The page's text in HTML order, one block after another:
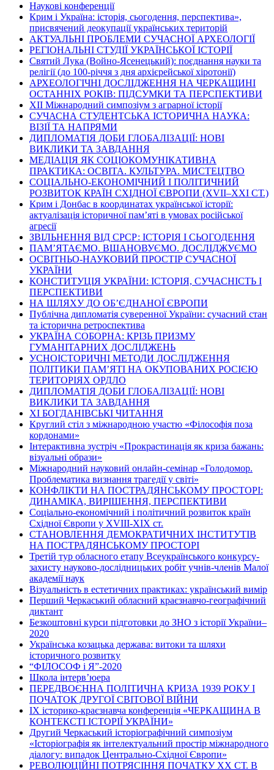
Наукові конференції
Крим і Україна: історія, сьогодення, перспектива»,
присвячений деокупації українських територій
АКТУАЛЬНІ ПРОБЛЕМИ СУЧАСНОЇ АРХЕОЛОГІЇ
РЕГІОНАЛЬНІ СТУДІЇ УКРАЇНСЬКОЇ ІСТОРІЇ
Святий Лука (Войно-Ясенецький): поєднання науки та
релігії (до 100-річчя з дня архієрейської хіротонії)
АРХЕОЛОГІЧНІ ДОСЛІДЖЕННЯ НА ЧЕРКАЩИНІ
ОСТАННІХ РОКІВ: ПІДСУМКИ ТА ПЕРСПЕКТИВИ
ХІІ Міжнародний симпозіум з аграрної історії
СУЧАСНА СТУДЕНТСЬКА ІСТОРИЧНА НАУКА:
ВІЗІЇ ТА НАПРЯМИ
ДИПЛОМАТІЯ ДОБИ ГЛОБАЛІЗАЦІЇ: НОВІ
ВИКЛИКИ ТА ЗАВДАННЯ
МЕДІАЦІЯ ЯК СОЦІОКОМУНІКАТИВНА
ПРАКТИКА: ОСВІТА. КУЛЬТУРА. МИСТЕЦТВО
СОЦІАЛЬНО-ЕКОНОМІЧНИЙ І ПОЛІТИЧНИЙ
РОЗВИТОК КРАЇН СХІДНОЇ ЄВРОПИ (ХVІІ–ХХІ СТ.)
Крим і Донбас в координатах української історії:
актуалізація історичної пам’яті в умовах російської
агресії
ЗВІЛЬНЕННЯ ВІД СРСР: ІСТОРІЯ І СЬОГОДЕННЯ
ПАМ’ЯТАЄМО. ВШАНОВУЄМО. ДОСЛІДЖУЄМО
ОСВІТНЬО-НАУКОВИЙ ПРОСТІР СУЧАСНОЇ
УКРАЇНИ
КОНСТИТУЦІЯ УКРАЇНИ: ІСТОРІЯ, СУЧАСНІСТЬ І
ПЕРСПЕКТИВИ
НА ШЛЯХУ ДО ОБ’ЄДНАНОЇ ЄВРОПИ
Публічна дипломатія суверенної України: сучасний стан
та історична ретроспектива
УКРАЇНА СОБОРНА: КРІЗЬ ПРИЗМУ
ГУМАНІТАРНИХ ДОСЛІДЖЕНЬ
УСНОІСТОРИЧНІ МЕТОДИ ДОСЛІДЖЕННЯ
ПОЛІТИКИ ПАМ’ЯТІ НА ОКУПОВАНИХ РОСІЄЮ
ТЕРИТОРІЯХ ОРДЛО
ДИПЛОМАТІЯ ДОБИ ГЛОБАЛІЗАЦІЇ: НОВІ
ВИКЛИКИ ТА ЗАВДАННЯ
ХІ БОГДАНІВСЬКІ ЧИТАННЯ
Круглий стіл з міжнародною участю «Філософія поза
кордонами»
Інтерактивна зустріч «Прокрастинація як криза бажань:
візуальні образи»
Міжнародний науковий онлайн-семінар «Голодомор.
Проблематика визнання трагедії у світі»
КОНФЛІКТИ НА ПОСТРАДЯНСЬКОМУ ПРОСТОРІ:
ДИНАМІКА, ВИРІШЕННЯ, ПЕРСПЕКТИВИ
Соціально-економічний і політичний розвиток країн
Східної Європи у ХVІІІ-ХІХ ст.
СТАНОВЛЕННЯ ДЕМОКРАТИЧНИХ ІНСТИТУТІВ
НА ПОСТРАДЯНСЬКОМУ ПРОСТОРІ
Третій тур обласного етапу Всеукраїнського конкурсу-
захисту науково-дослідницьких робіт учнів-членів Малої
академії наук
Візуальність в естетичних практиках: український вимір
Перший Черкаський обласний краєзнавчо-географічний
диктант
Безкоштовні курси підготовки до ЗНО з історії України–
2020
Українська козацька держава: витоки та шляхи
історичного розвитку
“ФІЛОСОФ і Я”-2020
Школа інтерв’юера
ПЕРЕДВОЄННА ПОЛІТИЧНА КРИЗА 1939 РОКУ І
ПОЧАТОК ДРУГОЇ СВІТОВОЇ ВІЙНИ
ІХ історико-краєзнавча конференція «ЧЕРКАЩИНА В
КОНТЕКСТІ ІСТОРІЇ УКРАЇНИ»
Другий Черкаський історіографічний симпозіум
«Історіографія як інтелектуальний простір міжнародного
діалогу: випадок Центрально-Східної Європи»
РЕВОЛЮЦІЙНІ ПОТРЯСІННЯ ПОЧАТКУ ХХ СТ. В